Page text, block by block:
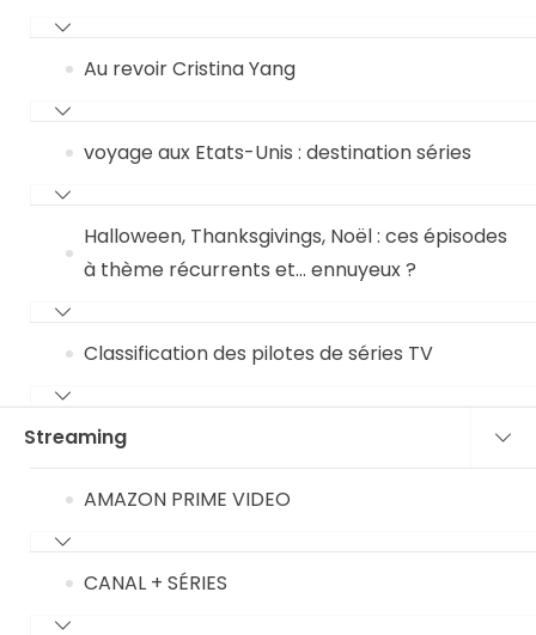
Au revoir Cristina Yang
voyage aux Etats-Unis : destination séries
Halloween, Thanksgivings, Noël : ces épisodes
à thème récurrents et… ennuyeux ?
Classification des pilotes de séries TV
Streaming
AMAZON PRIME VIDEO
CANAL + SÉRIES